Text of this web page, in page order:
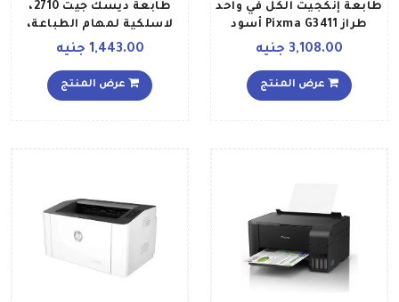
طابعة إنكجيت الكل في واحد
طراز Pixma G3411 أسود
3,108.00 جنيه
عرض المنتج
طابعة ديسك جيت 2710،
لاسلكية لمهام الطباعة،
والنسخ، والمسح الضوئي
1,443.00 جنيه
عرض المنتج